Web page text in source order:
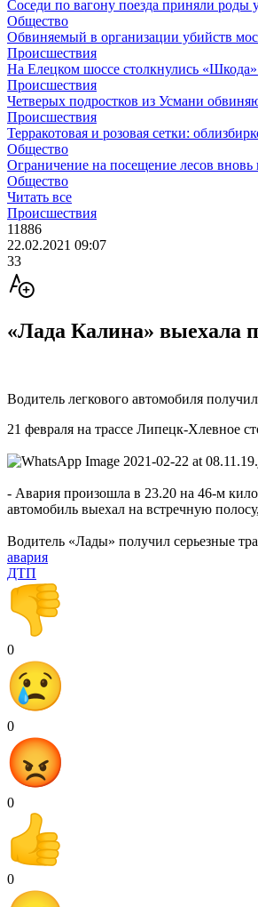
Соседи по вагону поезда приняли роды
Общество
Обвиняемый в организации убийств
Происшествия
На Елецком шоссе столкнулись «Шкода»
Происшествия
Четверых подростков из Усмани
Происшествия
Терракотовая и розовая сетки:
Общество
Ограничение на посещение лесов вновь
Общество
Читать все
Происшествия
11886
22.02.2021 09:07
33
«Лада Калина» выехала
Водитель легкового автомобиля
21 февраля на трассе Липецк-Хлевное
- Авария произошла в 23.20 на 46-м
автомобиль выехал на встречную
Водитель «Лады» получил серьезные
авария
ДТП
0
0
0
0